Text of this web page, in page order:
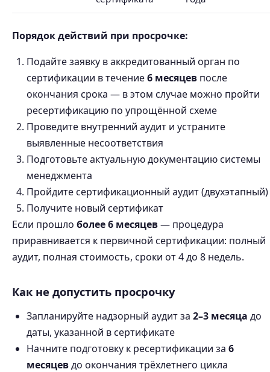
Порядок действий при просрочке:
Подайте заявку в аккредитованный орган по
сертификации в течение6 месяцев после
окончания срока — в этом случае можно пройти
ресертификацию по упрощённой схеме
Проведите внутренний аудит и устраните
выявленные несоответствия
Подготовьте актуальную документацию системы
менеджмента
Пройдите сертификационный аудит (двухэтапный)
Получите новый сертификат
Если прошло более 6 месяцев— процедура
приравнивается к первичной сертификации: полный
аудит, полная стоимость, сроки от 4 до 8 недель.
Как не допустить просрочку
Запланируйте надзорный аудит за 2–3 месяца до
даты, указанной в сертификате
Начните подготовку к ресертификации за 6
месяцевдо окончания трёхлетнего цикла